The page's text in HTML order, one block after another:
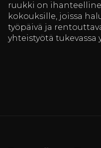
ruukki on
kokouksille, joissa
työpäivä ja
yhteistyötä tukevassa